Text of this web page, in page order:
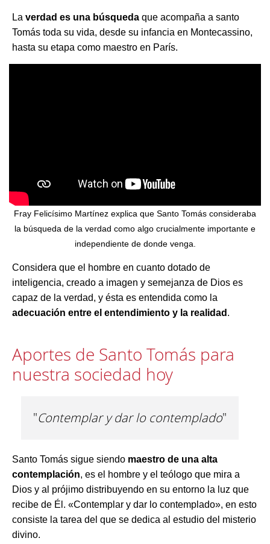
La verdad es una búsqueda que acompaña a santo
Tomás toda su vida, desde su infancia en Montecassino,
hasta su etapa como maestro en París.
Fray Felicísimo Martínez explica que Santo Tomás consideraba
la búsqueda de la verdad como algo crucialmente importante e
independiente de donde venga.
Considera que el hombre en cuanto dotado de
inteligencia, creado a imagen y semejanza de Dios es
capaz de la verdad, y ésta es entendida como la
adecuación entre el entendimiento y la realidad .
Aportes de Santo Tomás para
nuestra sociedad hoy
"Contemplar y dar lo contemplado"
Santo Tomás sigue siendo maestro de una alta
contemplación, es el hombre y el teólogo que mira a
Dios y al prójimo distribuyendo en su entorno la luz que
recibe de Él. «Contemplar y dar lo contemplado», en esto
consiste la tarea del que se dedica al estudio del misterio
divino.